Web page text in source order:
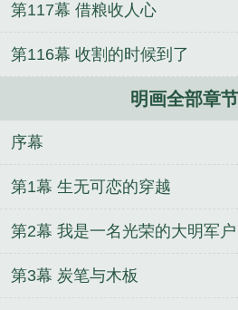
第117幕 借粮收人心
第116幕 收割的时候到了
明画全部章
序幕
第1幕 生无可恋的穿越
第2幕 我是一名光荣的大明军户
第3幕 炭笔与木板